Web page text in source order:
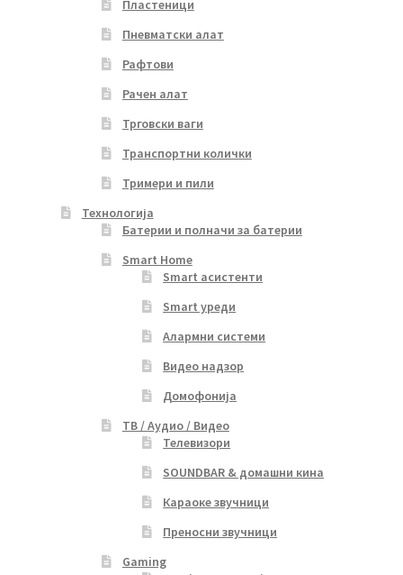
Пластеници
Пневматски алат
Рафтови
Рачен алат
Трговски ваги
Транспортни колички
Тримери и пили
Технологија
Батерии и полначи за батерии
Smart Home
Smart асистенти
Smart уреди
Алармни системи
Видео надзор
Домофонија
ТВ / Аудио / Видео
Телевизори
SOUNDBAR & домашни кина
Караоке звучници
Преносни звучници
Gaming